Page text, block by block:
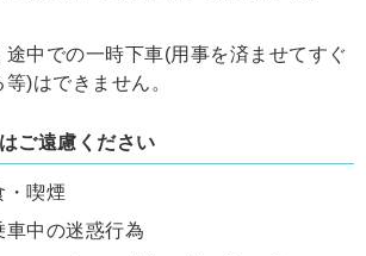
途中での一時下車(用事を済ませてすぐ
)はできません。
ご遠慮ください
・喫煙
車中の迷惑行為